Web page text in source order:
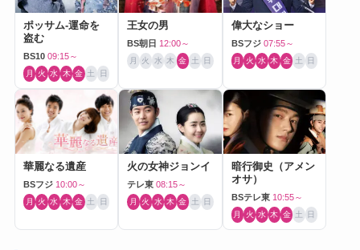
ポッサム-運命を
盗む
BS10 09:15～
月 火 水 木 金 土 日
王女の男
BS朝日 12:00～
月 火 水 木 金 土 日
偉大なショー
BSフジ 07:55～
月 火 水 木 金 土 日
華麗なる遺産
BSフジ 10:00～
月 火 水 木 金 土 日
火の女神ジョンイ
テレ東 08:15～
月 火 水 木 金 土 日
暗行御史（アメン
オサ）
BSテレ東 10:55～
月 火 水 木 金 土 日